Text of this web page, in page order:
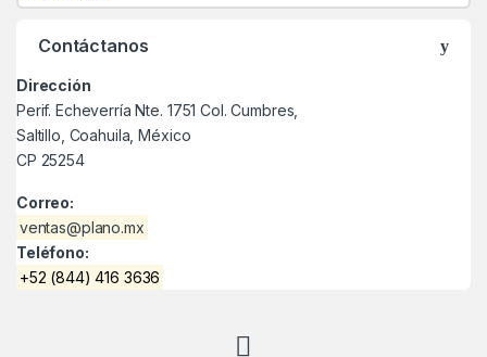
Contáctanos
Dirección
Perif. Echeverría Nte. 1751 Col. Cumbres,
Saltillo, Coahuila, México
CP 25254
Correo:
ventas@plano.mx
Teléfono:
+52 (844) 416 3636